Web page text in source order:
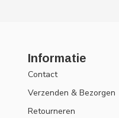
Informatie
Contact
Verzenden & Bezorgen
Retourneren